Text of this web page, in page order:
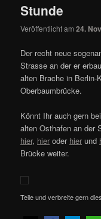
Stunde
Veröffentlicht am24.
Der recht neue
Strasse an der er
alten Brache in Berlin-
Oberbaumbrücke.
Könnt Ihr auch gern bei
alten Osthafen an der
hier, hier oder hier und
Brücke weiter.
Teile und verbreite gern